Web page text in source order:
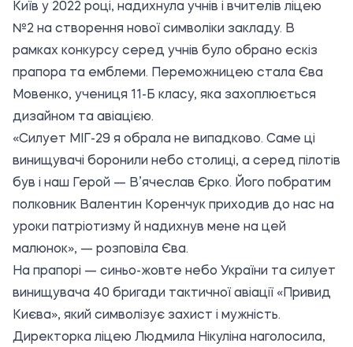
Київ у 2022 році, надихнула учнів і вчителів ліцею
№2 на створення нової символіки закладу. В
рамках конкурсу серед учнів було обрано ескіз
прапора та емблеми. Переможницею стала Єва
Мовенко, учениця 11-Б класу, яка захоплюється
дизайном та авіацією.
«Силует МІГ-29 я обрала не випадково. Саме ці
винищувачі боронили небо столиці, а серед пілотів
був і наш Герой — В’ячеслав Єрко. Його побратим
полковник Валентин Коренчук приходив до нас на
уроки патріотизму й надихнув мене на цей
малюнок», — розповіла Єва.
На прапорі — синьо-жовте небо України та силует
винищувача 40 бригади тактичної авіації «Привид
Києва», який символізує захист і мужність.
Директорка ліцею Людмила Нікуліна наголосила,